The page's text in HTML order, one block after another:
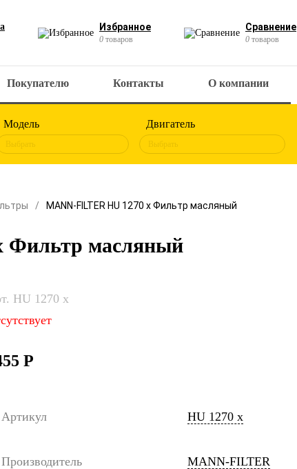
Избранное
0 товаров
Сравнение
0 товаров
Покупателю Контакты О компании
Модель
Выбрать
Двигатель
Выбрать
MANN-FILTER HU 1270 x Фильтр масляный
Фильтр масляный
HU 1270 x
Р
Артикул HU 1270 x
Производитель MANN-FILTER